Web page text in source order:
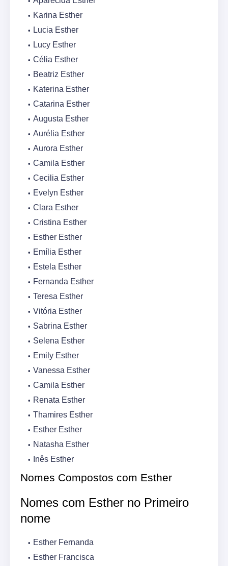
Karina Esther
Lucia Esther
Lucy Esther
Célia Esther
Beatriz Esther
Katerina Esther
Catarina Esther
Augusta Esther
Aurélia Esther
Aurora Esther
Camila Esther
Cecilia Esther
Evelyn Esther
Clara Esther
Cristina Esther
Esther Esther
Emília Esther
Estela Esther
Fernanda Esther
Teresa Esther
Vitória Esther
Sabrina Esther
Selena Esther
Emily Esther
Vanessa Esther
Camila Esther
Renata Esther
Thamires Esther
Esther Esther
Natasha Esther
Inês Esther
Nomes Compostos com Esther
Nomes com Esther no Primeiro
nome
Esther Fernanda
Esther Francisca